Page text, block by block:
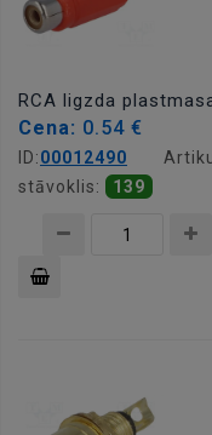
RCA ligzda
Cena: 0.54 €
ID:00012490
stāvoklis:
139